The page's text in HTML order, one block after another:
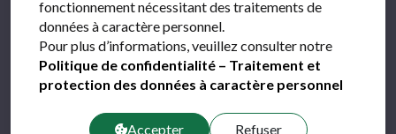
FAQ
fonctionnement nécessitant des traitements de
données à caractère personnel.
Pour plus d’informations, veuillez consulter notre
Politique de confidentialité – Traitement et
protection des données à caractère personnel
Accepter Refuser